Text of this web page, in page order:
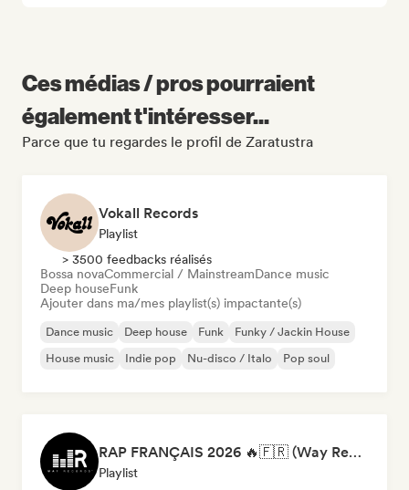
Ces médias / pros pourraient
également t'intéresser...
Parce que tu regardes le profil de Zaratustra
Vokall Records
Playlist
> 3500 feedbacks réalisés
Bossa novaCommercial / MainstreamDance music
Deep houseFunk
Ajouter dans ma/mes playlist(s) impactante(s)
Dance music Deep house Funk
Funky / Jackin House
House music
Indie pop Nu-disco / Italo Pop soul
RAP FRANÇAIS 2026 🔥🇫🇷 (Way Records)
Playlist